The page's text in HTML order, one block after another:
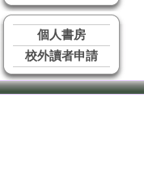
個人書房
校外讀者申請